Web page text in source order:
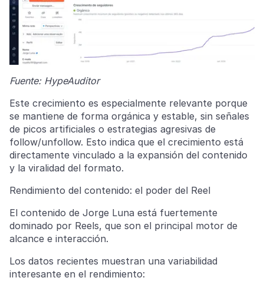
Fuente: HypeAuditor
Este crecimiento es especialmente relevante porque
se mantiene de forma orgánica y estable, sin señales
de picos artificiales o estrategias agresivas de
follow/unfollow. Esto indica que el crecimiento está
directamente vinculado a la expansión del contenido
y la viralidad del formato.
Rendimiento del contenido: el poder del Reel
El contenido de Jorge Luna está fuertemente
dominado por Reels, que son el principal motor de
alcance e interacción.
Los datos recientes muestran una variabilidad
interesante en el rendimiento: